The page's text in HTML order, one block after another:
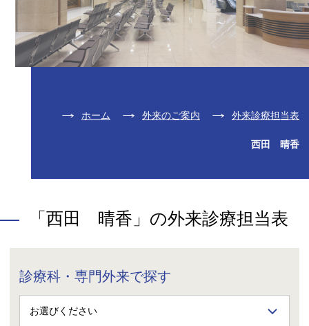
ホーム 外来のご案内 外来診療担当表
西田 晴香
「西田 晴香」の外来診療担当表
診療科・専門外来で探す